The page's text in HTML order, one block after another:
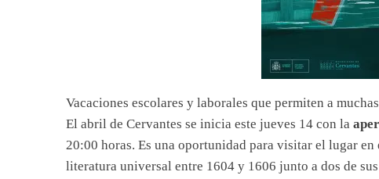
Vacaciones escolares y laborales que permiten a
El abril de Cervantes se inicia este jueves 14 con la
20:00 horas. Es una oportunidad para visitar el lugar
literatura universal entre 1604 y 1606 junto a dos de